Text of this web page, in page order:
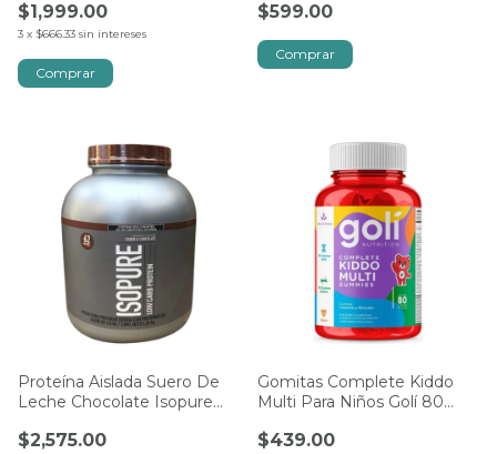
$1,999.00
3 x $666.33 sin intereses
Comprar
$599.00
Comprar
Proteína Aislada Suero De
Leche Chocolate Isopure
$2,575.00
Gomitas Complete Kiddo
Multi Para Niños Golí 80
$439.00